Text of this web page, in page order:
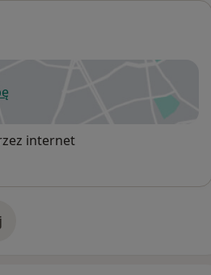
się w nowej karcie
internet